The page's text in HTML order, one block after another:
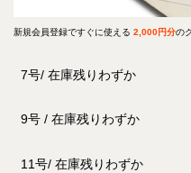
新規会員登録ですぐに使える 2,000円分の
7号 在庫残りわずか
9号 在庫残りわずか
11号 在庫残りわずか